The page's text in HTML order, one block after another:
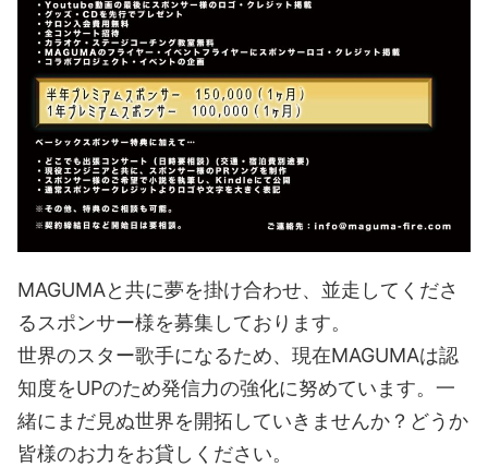
MAGUMAと共に夢を掛け合わせ、並走してくださ
るスポンサー様を募集しております。
世界のスター歌手になるため、現在MAGUMAは認
知度をUPのため発信力の強化に努めています。一
緒にまだ見ぬ世界を開拓していきませんか？どうか
皆様のお力をお貸しください。